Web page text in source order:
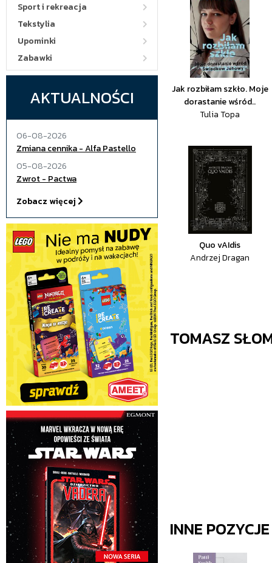
Sport i rekreacja
Tekstylia
Upominki
Zabawki
AKTUALNOŚCI
06-08-2026
Zmiana cennika - Alfa Pastello
05-08-2026
Zwrot - Pactwa
Zobacz więcej
Jak rozbiłam szkło. Moje
dorastanie wśród..
Tulia Topa
Quo vAIdis
Andrzej Dragan
TOMASZ
INNE